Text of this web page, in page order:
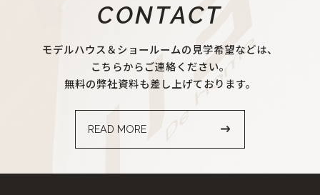
CONTACT
モデルハウス＆ショールームの見学希望などは、
こちらからご連絡ください。
無料の弊社資料も差し上げております。
READ MORE